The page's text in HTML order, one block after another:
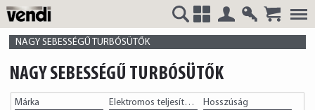
VENDI
NAGY SEBESSÉGŰ TURBÓSÜTŐK
NAGY SEBESSÉGŰ TURBÓSÜTŐK
Márka Elektromos teljesítményHosszúság